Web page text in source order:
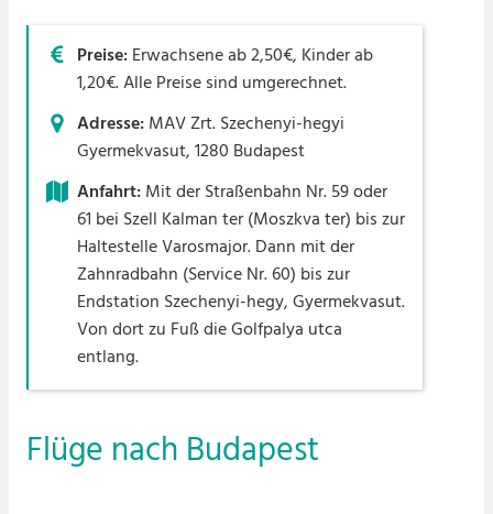
Preise:Erwachsene ab 2,50€, Kinder ab
1,20€. Alle Preise sind umgerechnet.
Adresse:MAV Zrt. Szechenyi-hegyi
Gyermekvasut, 1280 Budapest
Anfahrt:Mit der Straßenbahn Nr. 59 oder
61 bei Szell Kalman ter (Moszkva ter) bis zur
Haltestelle Varosmajor. Dann mit der
Zahnradbahn (Service Nr. 60) bis zur
Endstation Szechenyi-hegy, Gyermekvasut.
Von dort zu Fuß die Golfpalya utca
entlang.
Flüge nach Budapest